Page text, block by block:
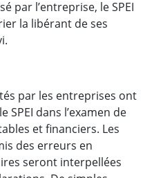
par l’entreprise, le SPEI
la libérant de ses
par les entreprises ont
dans l’examen de
et financiers. Les
des erreurs en
seront interpellées